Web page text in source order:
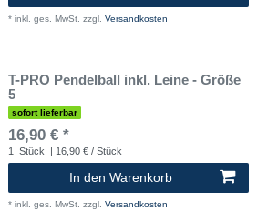
* inkl. ges. MwSt. zzgl. Versandkosten
T-PRO Pendelball inkl. Leine - Größe
5
sofort lieferbar
16,90 € *
1 Stück | 16,90 € / Stück
In den Warenkorb
* inkl. ges. MwSt. zzgl. Versandkosten